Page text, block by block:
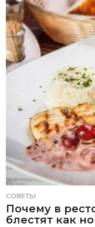
СОВЕТЫ
Почему в
блестят как